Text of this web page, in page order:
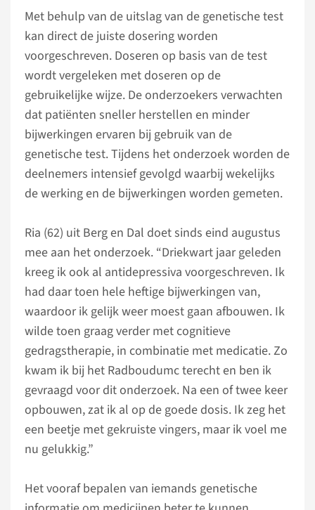
Met behulp van de uitslag van de genetische test
kan direct de juiste dosering worden
voorgeschreven. Doseren op basis van de test
wordt vergeleken met doseren op de
gebruikelijke wijze. De onderzoekers verwachten
dat patiënten sneller herstellen en minder
bijwerkingen ervaren bij gebruik van de
genetische test. Tijdens het onderzoek worden de
deelnemers intensief gevolgd waarbij wekelijks
de werking en de bijwerkingen worden gemeten.
Ria (62) uit Berg en Dal doet sinds eind augustus
mee aan het onderzoek. “Driekwart jaar geleden
kreeg ik ook al antidepressiva voorgeschreven. Ik
had daar toen hele heftige bijwerkingen van,
waardoor ik gelijk weer moest gaan afbouwen. Ik
wilde toen graag verder met cognitieve
gedragstherapie, in combinatie met medicatie. Zo
kwam ik bij het Radboudumc terecht en ben ik
gevraagd voor dit onderzoek. Na een of twee keer
opbouwen, zat ik al op de goede dosis. Ik zeg het
een beetje met gekruiste vingers, maar ik voel me
nu gelukkig.”
Het vooraf bepalen van iemands genetische